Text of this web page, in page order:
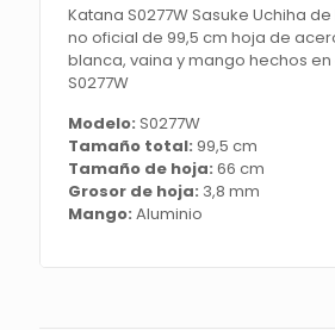
acero
negra,
vaina
blanca,
mango
hechos
aluminio.
Katana S0277W Sasuke Uchiha
no oficial de 99,5 cm hoja de
blanca, vaina y mango hechos en
S0277W
Modelo: S0277W
Tamaño total: 99,5 cm
Tamaño de hoja: 66 cm
Grosor de hoja: 3,8 mm
Mango: Aluminio